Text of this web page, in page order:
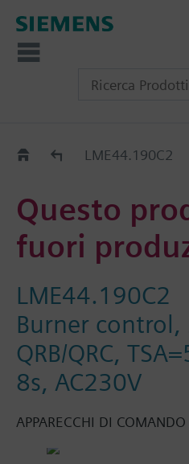
Old2NewLME44.190C2
Questo
fuori
LME44.190C2
Burner control,
QRB/QRC,
8s, AC230V
APPARECCHI DI COMANDO